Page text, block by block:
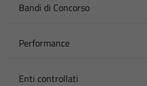
Bandi di Concorso
Performance
Enti controllati